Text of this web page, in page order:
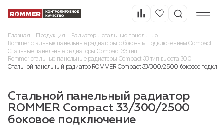
Главная Продукция
Радиаторы стальные панельные
Rommer стальные панельные радиаторы с боковым подключением Compact
Стальные панельные радиаторы Compact 33 тип
Rommer стальные панельные радиаторы Compact 33 тип высота 300
Стальной панельный радиатор ROMMER Compact 33/300/2500 боковое
Стальной панельный радиатор
ROMMER Compact 33/300/2500
боковое подключение